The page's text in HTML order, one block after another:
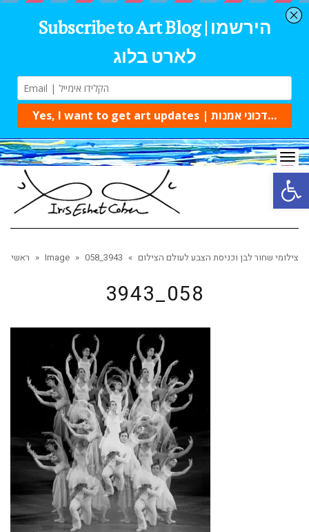
ראשי » Image » צילומי שחור לבן וכניסת הצבע לעולם הצילום »
3943_058
3943_058